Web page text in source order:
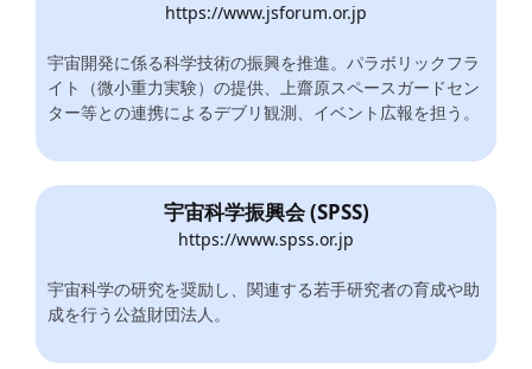
https://www.jsforum.or.jp
宇宙開発に係る科学技術の振興を推進。パラボリックフラ
イト（微小重力実験）の提供、上齋原スペースガードセン
ター等との連携によるデブリ観測、イベント広報を担う。
宇宙科学振興会 (SPSS)
https://www.spss.or.jp
宇宙科学の研究を奨励し、関連する若手研究者の育成や助
成を行う公益財団法人。